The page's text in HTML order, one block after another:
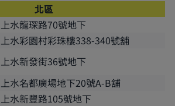
北區
上水龍琛路70號地下
上水彩園村彩珠樓338-340號舖
上水新發街36號地下
上水名都廣場地下20號A-B舖
上水新豐路105號地下